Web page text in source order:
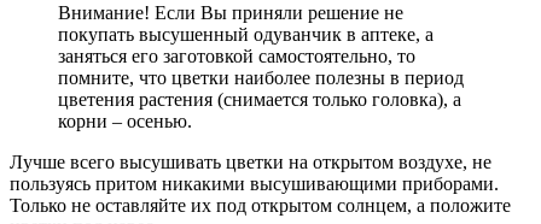
Внимание! Если Вы приняли решение не
покупать высушенный одуванчик в аптеке, а
заняться его заготовкой самостоятельно, то
помните, что цветки наиболее полезны в период
цветения растения (снимается только головка), а
корни – осенью.
Лучше всего высушивать цветки на открытом воздухе, не
пользуясь притом никакими высушивающими приборами.
Только не оставляйте их под открытом солнцем, а положите